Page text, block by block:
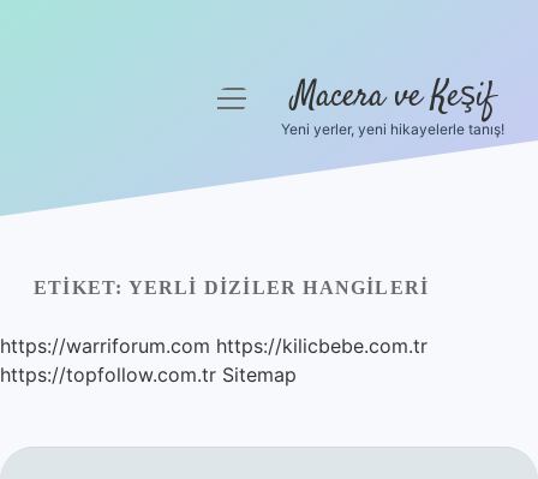
Yasal Uyarı
Hakkımızda
menüyüMacera ve Keşif
Yeni yerler, yeni hikayelerle tanış!
ETIKET: YERLI DIZILER HANGILERI
https://warriforum.com https://kilicbebe.com.tr
https://topfollow.com.tr Sitemap